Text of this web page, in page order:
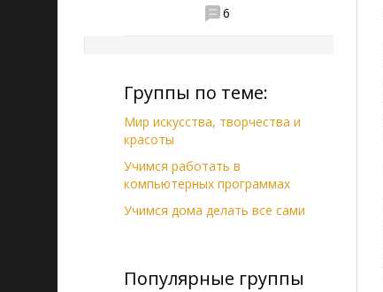
6
Группы по теме:
Мир искусства, творчества и
красоты
Учимся работать в
компьютерных программах
Учимся дома делать все сами
Популярные группы